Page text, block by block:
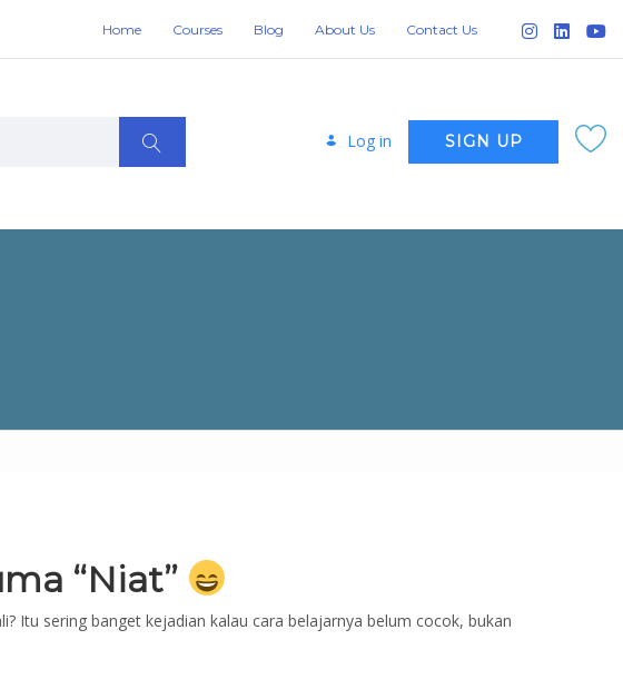
Home Courses Blog About Us Contact Us
Log in SIGN UP
“Niat”
Itu sering banget kejadian kalau cara belajarnya belum cocok, bukan